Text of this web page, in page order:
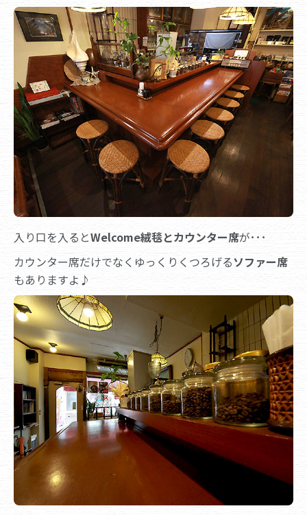
入り口を入るとWelcome絨毯とカウンター席が･･･
カウンター席だけでなくゆっくりくつろげるソファー席
もありますよ♪